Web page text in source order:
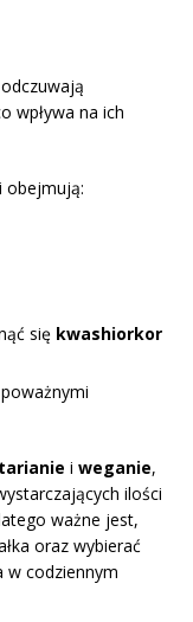
wpływa na ich
obejmują:
się kwashiorkor
i weganie,
ilości
ważne jest,
oraz wybierać
w codziennym